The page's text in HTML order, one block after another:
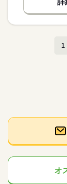
詳
1
オ